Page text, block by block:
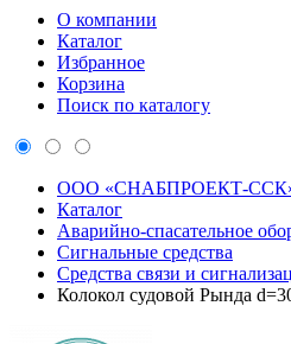
О компании
Каталог
Избранное
Корзина
Поиск по каталогу
ООО «СНАБПРОЕКТ-
Каталог
Аварийно-спасательное
Сигнальные средства
Средства связи и
Колокол судовой Рында